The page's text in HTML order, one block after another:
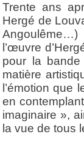
Trente ans
Hergé de
l’œuvre
pour la bande
matière
l’émotion que
en
imaginaire »,
la vue de tous